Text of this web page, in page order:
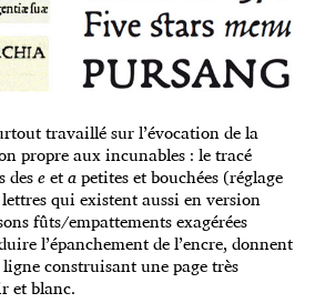
travaillé sur l’évocation de la
propre aux incunables : le tracé
deseetapetites et bouchées (réglage
qui existent aussi en version
fûts/empattements exagérées
l’épanchement de l’encre, donnent
construisant une page très
et blanc.